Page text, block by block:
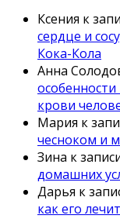
Ксения к
сердце и
Кока-Кола
Анна
крови
Мария к
чесноком и
Зина к
домашних
Дарья к
как его